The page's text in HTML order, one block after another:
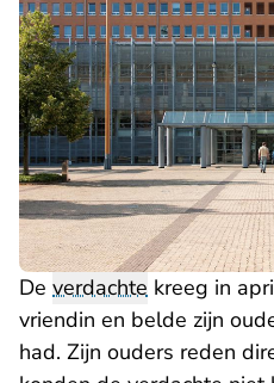
De verdachte kreeg in
vriendin en belde zijn
had. Zijn ouders reden